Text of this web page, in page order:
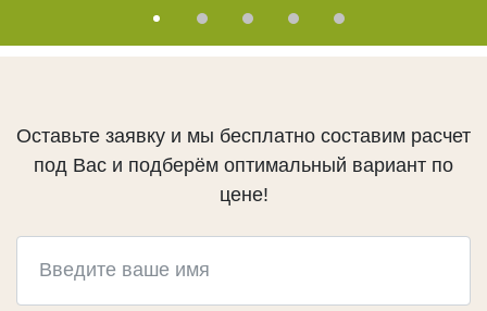
Оставьте заявку и мы бесплатно составим расчет
под Вас и подберём оптимальный вариант по
цене!